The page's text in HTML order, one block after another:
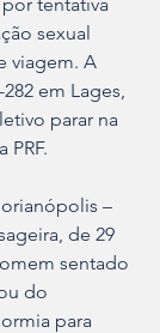
sexual
viagem. A
em Lages,
parar na
PRF.
–
de 29
sentado
do
para